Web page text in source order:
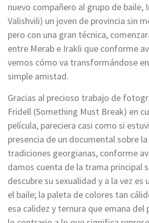
nuevo compañero al grupo de baile,
Valishvili) un joven de provincia sin
pero con una gran técnica,
entre Merab e Irakli que conforme
vemos cómo va transformándose
simple amistad.
Gracias al precioso trabajo de
Fridell (Something Must Break) en
película, pareciera casi como si
presencia de un documental sobre
tradiciones georgianas, conforme
damos cuenta de la trama principal
descubre su sexualidad y a la vez es
el baile; la paleta de colores tan
esa calidez y ternura que emana